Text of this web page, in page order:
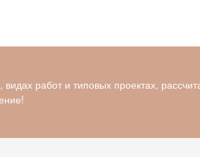
работ и типовых проектах,